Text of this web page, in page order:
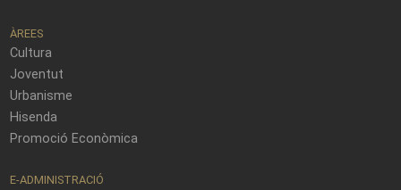
ÀREES
Cultura
Joventut
Urbanisme
Hisenda
Promoció Econòmica
E-ADMINISTRACIÓ